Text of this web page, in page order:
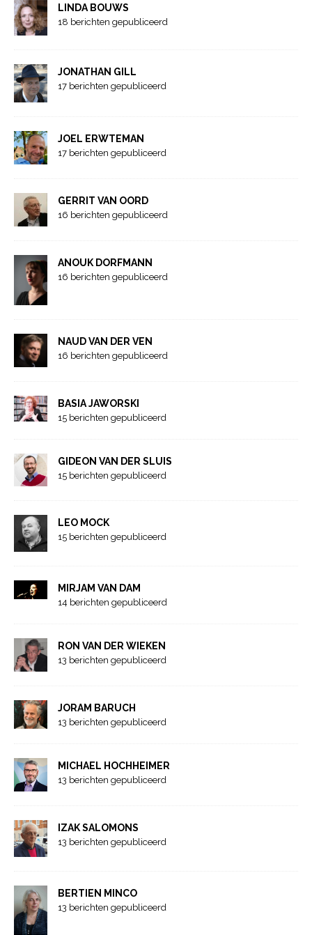
LINDA BOUWS
18 berichten gepubliceerd
JONATHAN GILL
17 berichten gepubliceerd
JOEL ERWTEMAN
17 berichten gepubliceerd
GERRIT VAN OORD
16 berichten gepubliceerd
ANOUK DORFMANN
16 berichten gepubliceerd
NAUD VAN DER VEN
16 berichten gepubliceerd
BASIA JAWORSKI
15 berichten gepubliceerd
GIDEON VAN DER SLUIS
15 berichten gepubliceerd
LEO MOCK
15 berichten gepubliceerd
MIRJAM VAN DAM
14 berichten gepubliceerd
RON VAN DER WIEKEN
13 berichten gepubliceerd
JORAM BARUCH
13 berichten gepubliceerd
MICHAEL HOCHHEIMER
13 berichten gepubliceerd
IZAK SALOMONS
13 berichten gepubliceerd
BERTIEN MINCO
13 berichten gepubliceerd